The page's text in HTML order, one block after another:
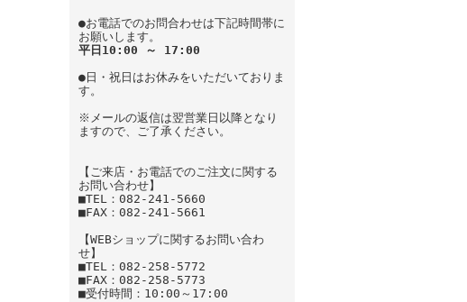
●お電話でのお問合わせは下記時間帯に
お願いします。
平日10:00 ～ 17:00
●日・祝日はお休みをいただいておりま
す。
※メールの返信は翌営業日以降となり
ますので、ご了承ください。
【ご来店・お電話でのご注文に関する
お問い合わせ】
■TEL：082-241-5660
■FAX：082-241-5661
【WEBショップに関するお問い合わ
せ】
■TEL：082-258-5772
■FAX：082-258-5773
■受付時間：10:00～17:00